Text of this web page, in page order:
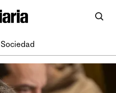
Sociedad